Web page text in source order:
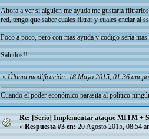
Ahora a ver si alguien me ayuda me gustaría
red, tengo que saber cuales filtrar y cuales enciar al
Poco a poco, pero con mas ayuda y codigo sería
Saludos!!
«Última modificación: 18 Mayo 2015, 01:36 am
Cuando el poder económico parasita al político
Re: [Serio] Implementar ataque MITM +
« Respuesta #3 en: 20 Agosto 2015, 08:54